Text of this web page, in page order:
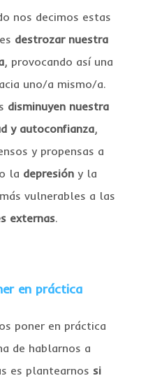
nos decimos estas
destrozar nuestra
, provocando así una
uno/a mismo/a.
disminuyen nuestra
y autoconfianza,
y propensas a
la depresióny la
vulnerables a las
externas.
en práctica
poner en práctica
de hablarnos a
es plantearnos si